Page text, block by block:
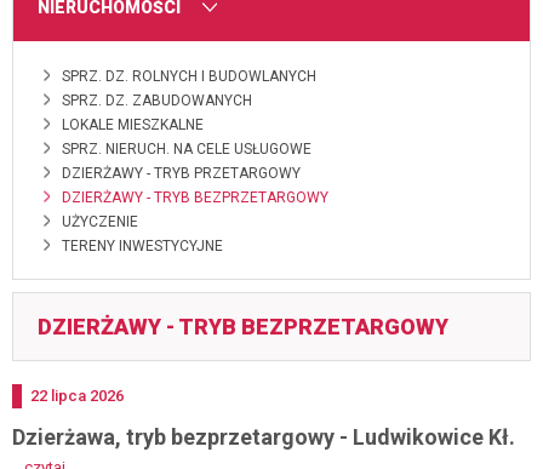
MENU
NIERUCHOMOŚCI
SPRZ. DZ. ROLNYCH I BUDOWLANYCH
SPRZ. DZ. ZABUDOWANYCH
LOKALE MIESZKALNE
SPRZ. NIERUCH. NA CELE USŁUGOWE
DZIERŻAWY - TRYB PRZETARGOWY
DZIERŻAWY - TRYB BEZPRZETARGOWY
UŻYCZENIE
TERENY INWESTYCYJNE
DZIERŻAWY - TRYB BEZPRZETARGOWY
Dodano
22 lipca 2026
Dzierżawa, tryb bezprzetargowy - Ludwikowice Kł.